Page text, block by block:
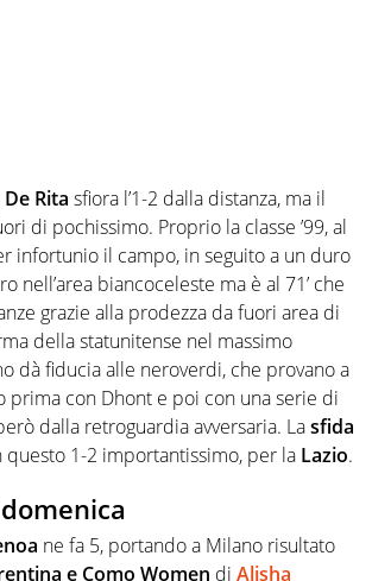
De Rita sfiora l’1-2 dalla distanza, ma il
di pochissimo. Proprio la classe ’99, al
infortunio il campo, in seguito a un duro
nell’area biancoceleste ma è al 71’ che
grazie alla prodezza da fuori area di
della statunitense nel massimo
dà fiducia alle neroverdi, che provano a
prima con Dhont e poi con una serie di
dalla retroguardia avversaria. Lasfida
questo 1-2 importantissimo, per la Lazio.
ne fa 5, portando a Milano risultato
e Como Women di Alisha